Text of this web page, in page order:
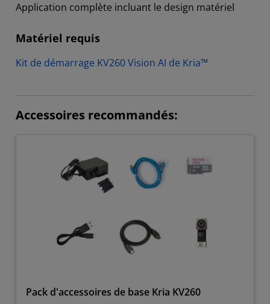
Application complète incluant le design matériel
Matériel requis
Kit de démarrage KV260 Vision AI de Kria™
Accessoires recommandés:
Pack d'accessoires de base Kria KV260